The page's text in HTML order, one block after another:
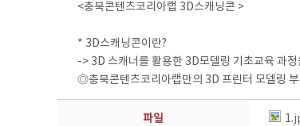
<충북콘텐츠코리아랩 3D스캐닝콘 >
* 3D스캐닝콘이란?
-> 3D 스캐너를 활용한 3D모델링 기초교육 과
◎충북콘텐츠코리아랩만의 3D 프린터 모델링
파일